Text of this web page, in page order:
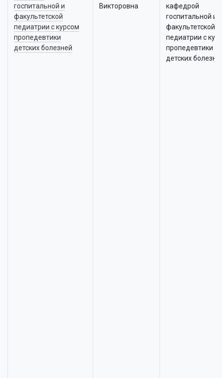
госпитальной и
факультетской
педиатрии с курсом
пропедевтики
детских болезней
Викторовна
кафедрой
госпитальной и
факультетской
педиатрии с
пропедевтики
детских